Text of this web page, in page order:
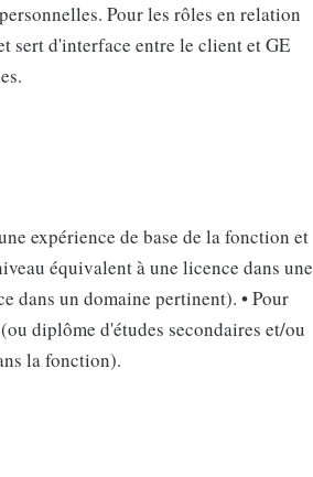
Pour les rôles en relation
sert d'interface entre le client et GE
expérience de base de la fonction et
équivalent à une licence dans une
dans un domaine pertinent). • Pour
diplôme d'études secondaires et/ou
la fonction).